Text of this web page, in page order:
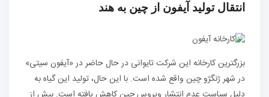
انتقال تولید آیفون از چین به هند
بزرگترین کارخانه این شرکت تایوانی در حال حاضر در «آیفون سیتی»
در شهر ژنگژو چین واقع شده است. با این حال، تولید این گیاه به